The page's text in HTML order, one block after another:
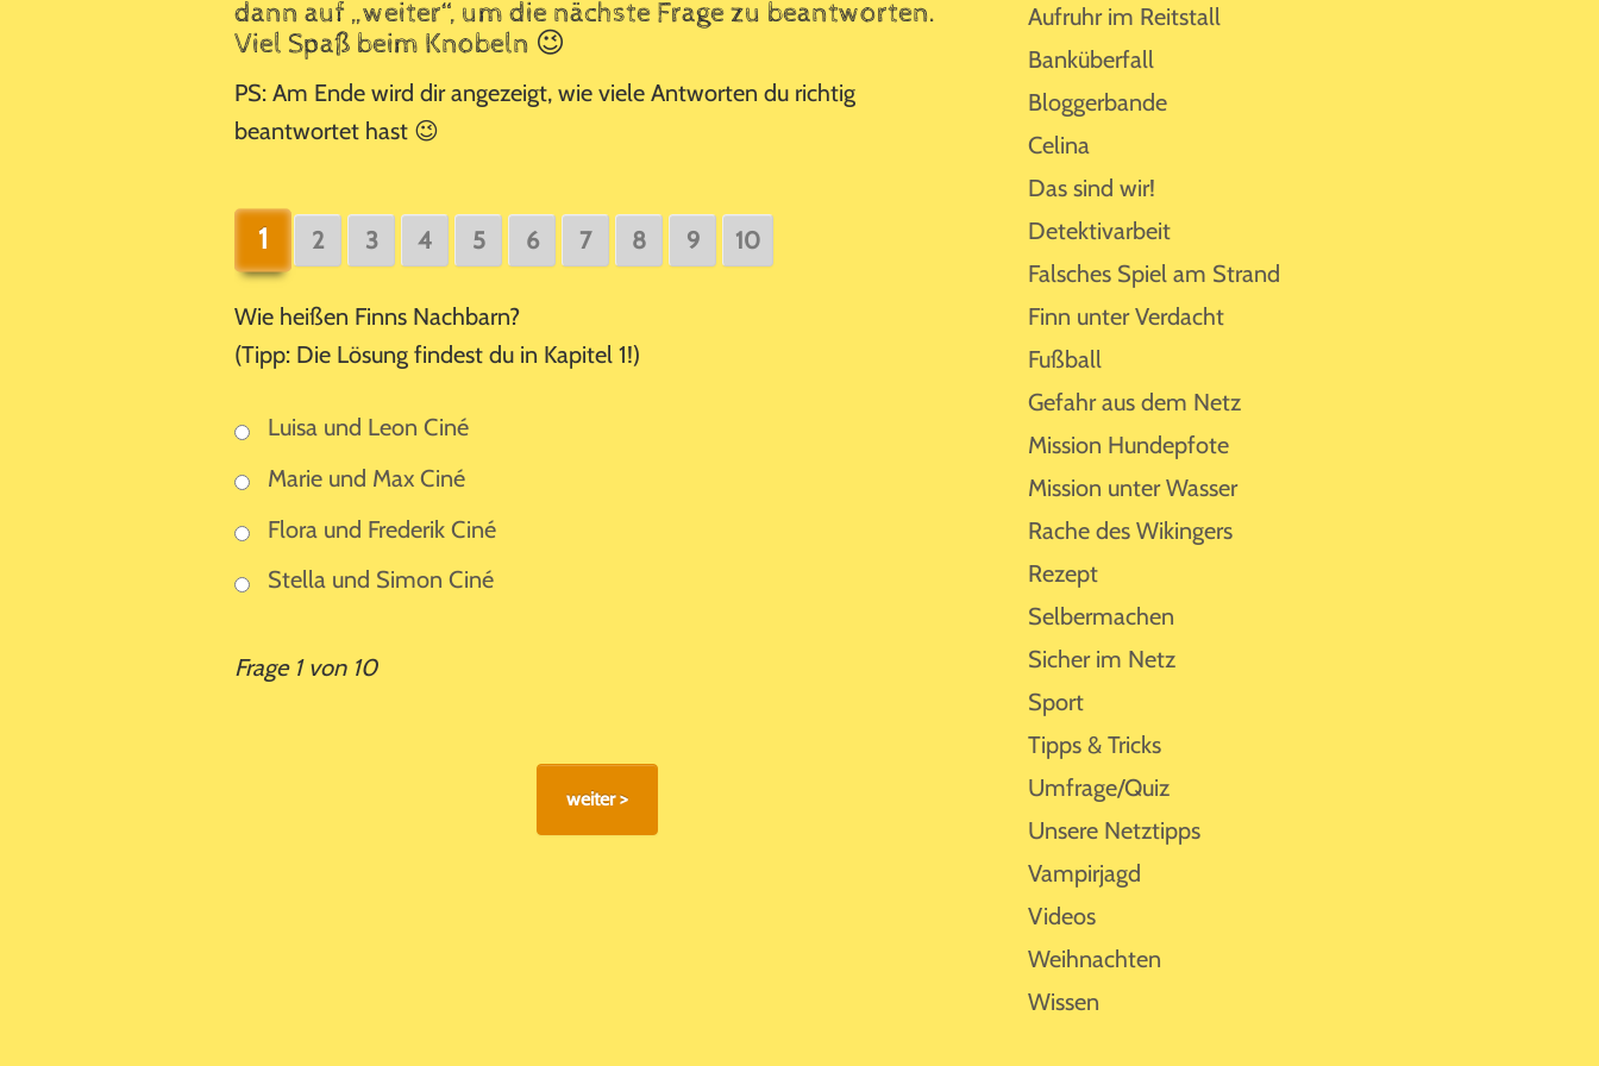
dann auf „weiter“, um die nächste Frage zu beantworten.
Viel Spaß beim Knobeln 😉
PS: Am Ende wird dir angezeigt, wie viele Antworten du richtig
beantwortet hast 😉
1 2 3 4 5 6 7 8 9 10
Wie heißen Finns Nachbarn?
(Tipp: Die Lösung findest du in Kapitel 1!)
Luisa und Leon Ciné
Marie und Max Ciné
Flora und Frederik Ciné
Stella und Simon Ciné
Frage 1 von 10
Aufruhr im Reitstall
Banküberfall
Bloggerbande
Celina
Das sind wir!
Detektivarbeit
Falsches Spiel am Strand
Finn unter Verdacht
Fußball
Gefahr aus dem Netz
Mission Hundepfote
Mission unter Wasser
Rache des Wikingers
Rezept
Selbermachen
Sicher im Netz
Sport
Tipps & Tricks
Umfrage/Quiz
Unsere Netztipps
Vampirjagd
Videos
Weihnachten
Wissen